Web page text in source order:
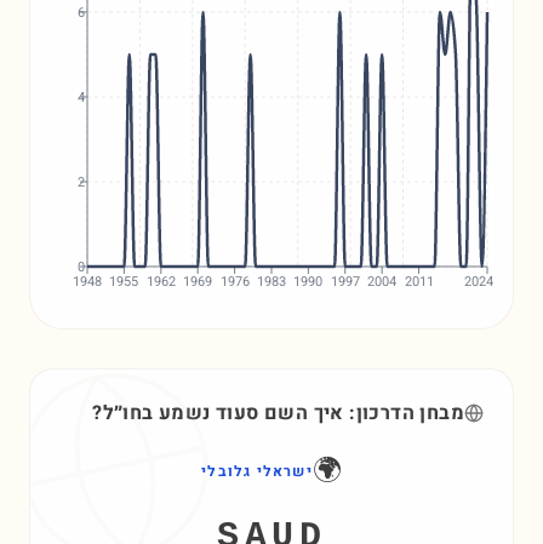
1948 1955 1962 1969 1976 1983 1990 1997 2004 2011 2024
0
2
4
6
מבחן הדרכון: איך השם סעוד נשמע בחו״ל?
🌍ישראלי גלובלי